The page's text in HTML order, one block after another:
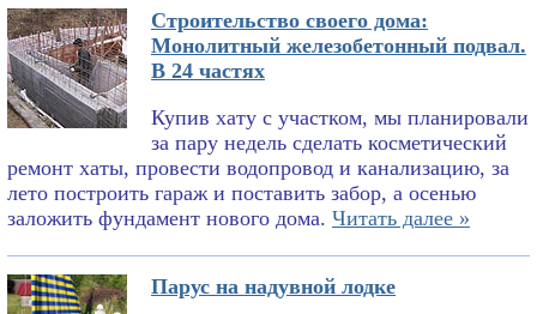
Строительство своего дома:
Монолитный железобетонный подвал.
В 24 частях
Купив хату с участком, мы планировали
за пару недель сделать косметический
ремонт хаты, провести водопровод и канализацию, за
лето построить гараж и поставить забор, а осенью
заложить фундамент нового дома. Читать далее »
Парус на надувной лодке